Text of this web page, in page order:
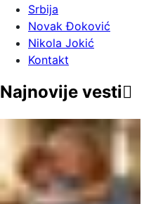
Srbija
Novak Đoković
Nikola Jokić
Kontakt
Najnovije vesti